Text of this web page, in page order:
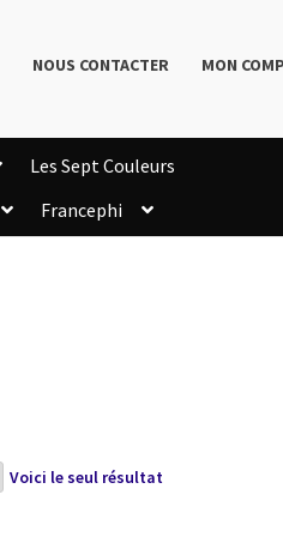
NOUS CONTACTER MON
Les Sept Couleurs
Francephi
Voici le seul résultat